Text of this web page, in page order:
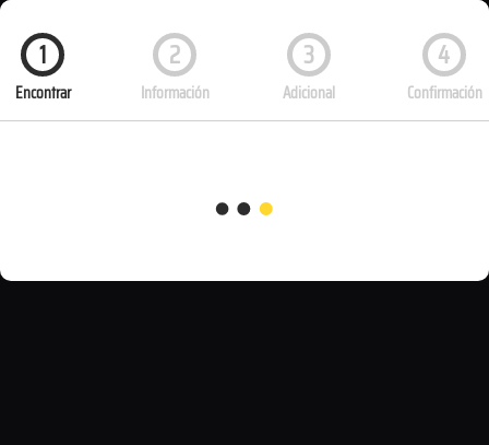
1
Encontrar
2
Información
3
Adicional
4
Confirmación